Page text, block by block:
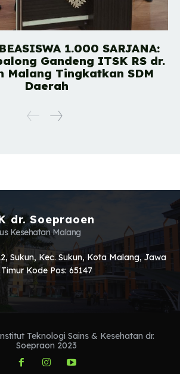
1.000 SARJANA:
Gandeng ITSK RS dr.
Malang Tingkatkan SDM
Daerah
dr. Soepraoen
Kesehatan Malang
Sukun, Kec. Sukun, Kota Malang, Jawa
Timur Kode Pos: 65147
Teknologi Sains & Kesehatan dr.
Soepraon 2023